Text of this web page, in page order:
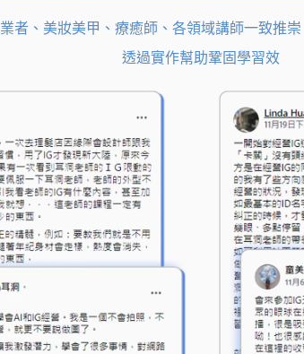
者、美妝美甲、療癒師、各領域講師一致推崇
透過實作幫助鞏固學習效